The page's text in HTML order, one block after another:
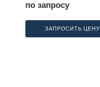
по запросу
ЗАПРОСИТЬ ЦЕНУ